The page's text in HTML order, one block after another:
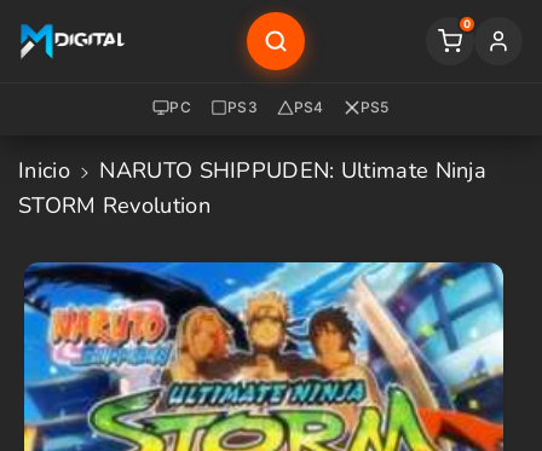
Contenido
0
PC PS3 PS4 PS5
Inicio
NARUTO SHIPPUDEN: Ultimate Ninja
STORM Revolution
Saltar A
Informació
N Del
Producto